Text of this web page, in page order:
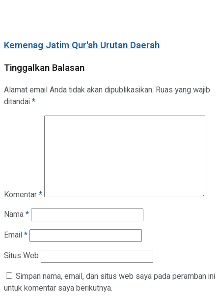
Kemenag Jatim Qur'ah Urutan Daerah
Tinggalkan Balasan
Alamat email Anda tidak akan dipublikasikan. Ruas yang wajib
ditandai*
Komentar*
Nama*
Email*
Situs Web
Simpan nama, email, dan situs web saya pada peramban ini
untuk komentar saya berikutnya.